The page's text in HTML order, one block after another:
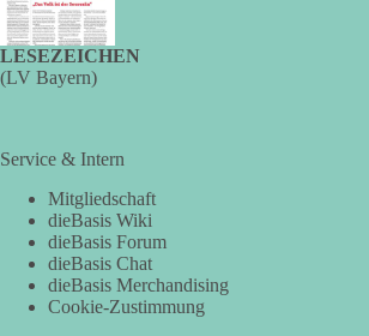
LESEZEICHEN
(LV Bayern)
Service & Intern
Mitgliedschaft
dieBasis Wiki
dieBasis Forum
dieBasis Chat
dieBasis Merchandising
Cookie-Zustimmung